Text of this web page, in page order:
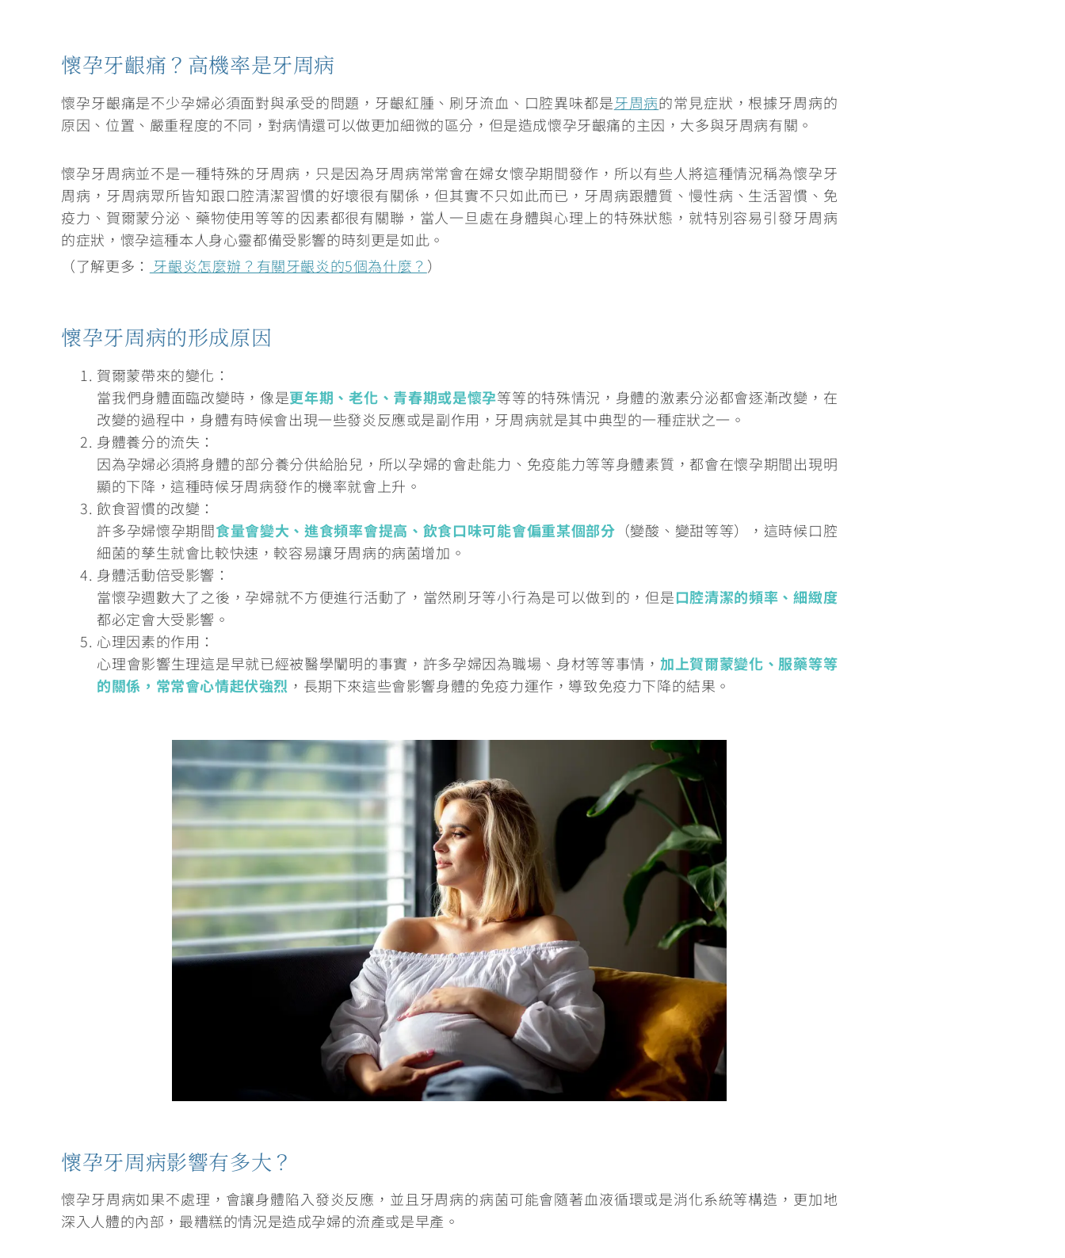
懷孕牙齦痛？高機率是牙周病
懷孕牙齦痛是不少孕婦必須面對與承受的問題， 牙齦紅腫、刷牙流血、口腔異味都是牙周病的常見症狀 ，根據牙周病的
原因、位置、嚴重程度的不同，對病情還可以做更加細微的區分，但是造成懷孕牙齦痛的主因，大多與牙周病有關。
懷孕牙周病並不是一種特殊的牙周病，只是因為牙周病常常會在婦女懷孕期間發作，所以有些人將這種情況稱為懷孕牙
周病，牙周病眾所皆知跟口腔清潔習慣的好壞很有關係，但其實不只如此而已， 牙周病跟體質、慢性病、生活習慣、免
疫力、賀爾蒙分泌、藥物使用等等的因素都很有關聯 ，當人一旦處在身體與心理上的特殊狀態，就特別容易引發牙周病
的症狀，懷孕這種本人身心靈都備受影響的時刻更是如此。
（了解更多： 牙齦炎怎麼辦？有關牙齦炎的5個為什麼？ ）
懷孕牙周病的形成原因
賀爾蒙帶來的變化：
當我們身體面臨改變時，像是更年期、老化、青春期或是懷孕等等的特殊情況，身體的激素分泌都會逐漸改變，在
改變的過程中，身體有時候會出現一些發炎反應或是副作用，牙周病就是其中典型的一種症狀之一。
身體養分的流失：
因為孕婦必須將身體的部分養分供給胎兒，所以孕婦的會赴能力、免疫能力等等身體素質，都會在懷孕期間出現明
顯的下降，這種時候牙周病發作的機率就會上升。
飲食習慣的改變：
許多孕婦懷孕期間食量會變大、進食頻率會提高、飲食口味可能會偏重某個部分 （變酸、變甜等等），這時候口腔
細菌的孳生就會比較快速，較容易讓牙周病的病菌增加。
身體活動倍受影響：
當懷孕週數大了之後，孕婦就不方便進行活動了，當然刷牙等小行為是可以做到的，但是口腔清潔的頻率、細緻度
都必定會大受影響。
心理因素的作用：
心理會影響生理這是早就已經被醫學闡明的事實，許多孕婦因為職場、身材等等事情， 加上賀爾蒙變化、服藥等等
的關係，常常會心情起伏強烈 ，長期下來這些會影響身體的免疫力運作，導致免疫力下降的結果。
懷孕牙周病影響有多大？
懷孕牙周病如果不處理，會讓身體陷入發炎反應，並且牙周病的病菌可能會隨著血液循環或是消化系統等構造，更加地
深入人體的內部， 最糟糕的情況是造成孕婦的流產或是早產。